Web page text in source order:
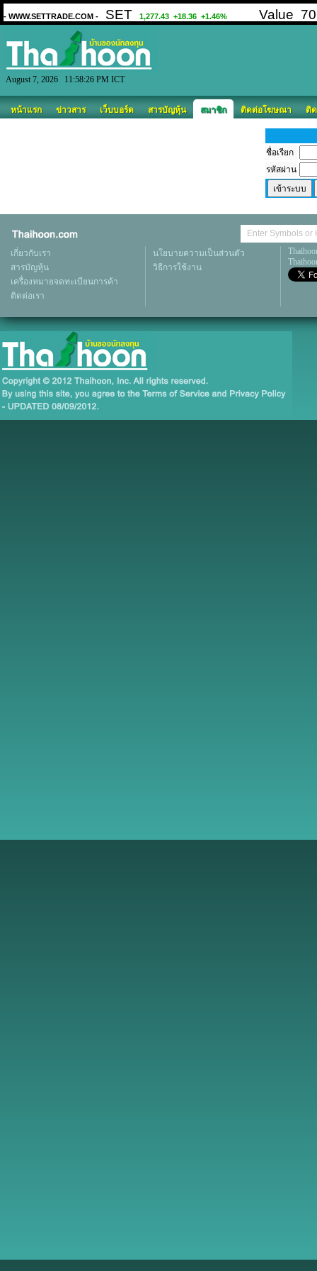
August 7, 2026 11:58:26 PM ICT
หน้าแรก ข่าวสาร เว็บบอร์ด สารบัญหุ้น สมาชิก ติดต่อโฆษณา ติ
ชื่อเรียก
รหัสผ่าน
เกี่ยวกับเรา
สารบัญหุ้น
เครื่องหมายจดทะเบียนการค้า
ติดต่อเรา
นโยบายความเป็นส่วนตัว
วิธีการใช้งาน